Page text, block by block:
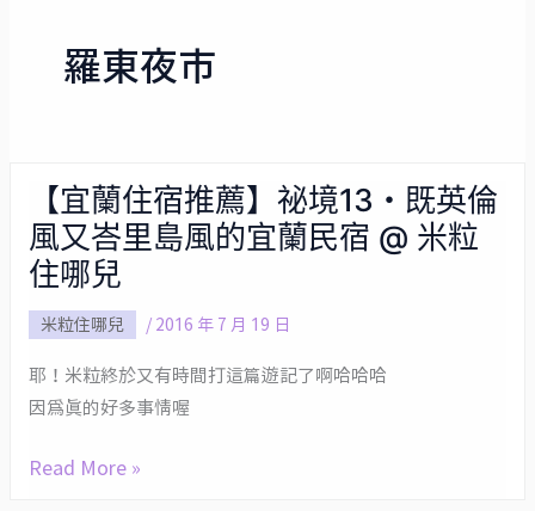
羅東夜市
【宜蘭住宿推薦】祕境13・既英倫
風又峇里島風的宜蘭民宿 @ 米粒
住哪兒
米粒住哪兒 / 2016 年 7 月 19 日
耶！米粒終於又有時間打這篇遊記了啊哈哈哈
因為真的好多事情喔
【宜
蘭
住
推
薦】
祕
13・
Read More »